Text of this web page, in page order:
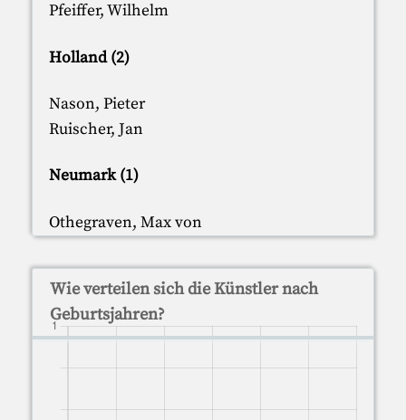
Pfeiffer, Wilhelm
Holland (2)
Nason, Pieter
Ruischer, Jan
Neumark (1)
Othegraven, Max von
Wie verteilen sich die Künstler nach
Geburtsjahren?